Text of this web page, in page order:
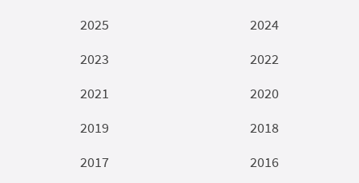
2025
2024
2023
2022
2021
2020
2019
2018
2017
2016